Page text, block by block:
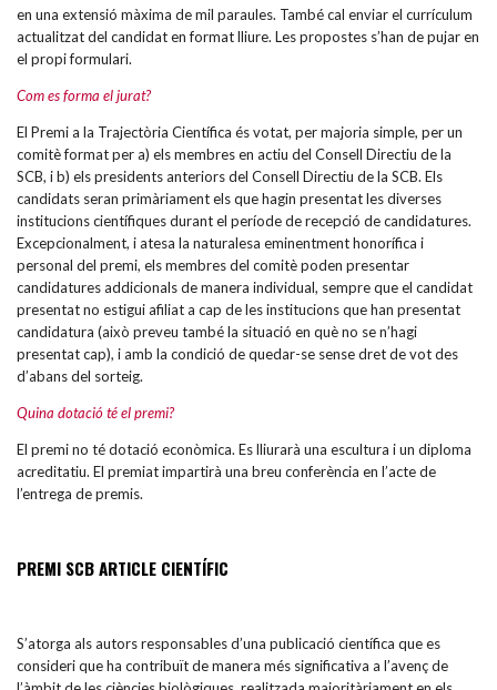
en una extensió màxima de mil paraules. També cal enviar el currículum
actualitzat del candidat en format lliure. Les propostes s’han de pujar en
el propi formulari.
Com es forma el jurat?
El Premi a la Trajectòria Científica és votat, per majoria simple, per un
comitè format per a) els membres en actiu del Consell Directiu de la
SCB, i b) els presidents anteriors del Consell Directiu de la SCB. Els
candidats seran primàriament els que hagin presentat les diverses
institucions científiques durant el període de recepció de candidatures.
Excepcionalment, i atesa la naturalesa eminentment honorífica i
personal del premi, els membres del comitè poden presentar
candidatures addicionals de manera individual, sempre que el candidat
presentat no estigui afiliat a cap de les institucions que han presentat
candidatura (això preveu també la situació en què no se n’hagi
presentat cap), i amb la condició de quedar-se sense dret de vot des
d’abans del sorteig.
Quina dotació té el premi?
El premi no té dotació econòmica. Es lliurarà una escultura i un diploma
acreditatiu. El premiat impartirà una breu conferència en l’acte de
l’entrega de premis.
PREMI SCB ARTICLE CIENTÍFIC
S’atorga als autors responsables d’una publicació científica que es
consideri que ha contribuït de manera més significativa a l’avenç de
l’àmbit de les ciències biològiques, realitzada majoritàriament en els